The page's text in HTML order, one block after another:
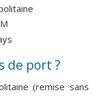
de port ?
(remise sans